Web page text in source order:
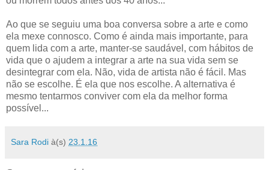
Ao que se seguiu uma boa conversa sobre a arte e como
ela mexe connosco. Como é ainda mais importante, para
quem lida com a arte, manter-se saudável, com hábitos de
vida que o ajudem a integrar a arte na sua vida sem se
desintegrar com ela. Não, vida de artista não é fácil. Mas
não se escolhe. É ela que nos escolhe. A alternativa é
mesmo tentarmos conviver com ela da melhor forma
possível...
Sara Rodi à(s) 23.1.16